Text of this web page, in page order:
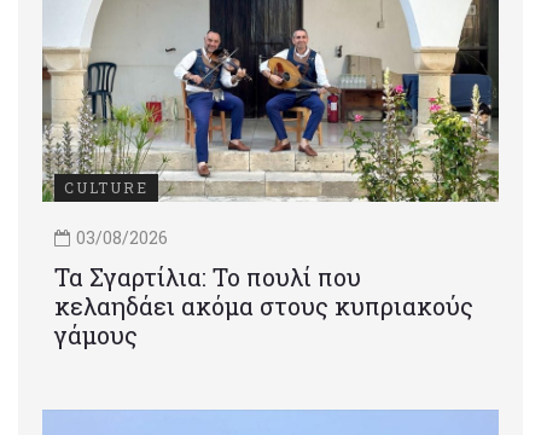
CULTURE
03/08/2026
Τα Σγαρτίλια: Το πουλί που
κελαηδάει ακόμα στους κυπριακούς
γάμους